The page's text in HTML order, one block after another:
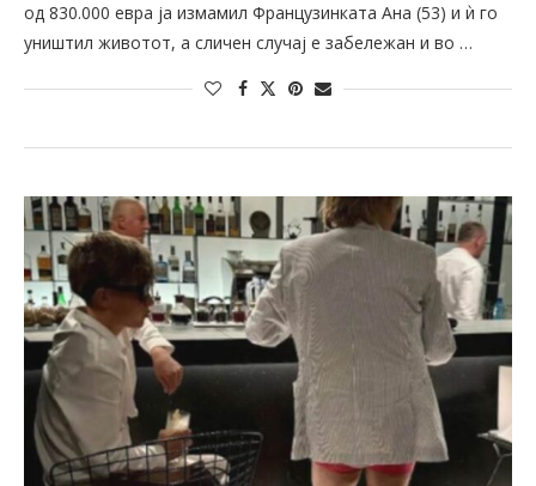
од 830.000 евра ја измамил Французинката Ана (53) и ѝ го
уништил животот, а сличен случај е забележан и во …